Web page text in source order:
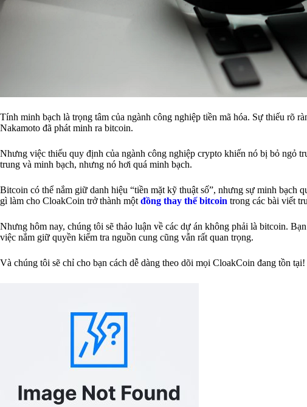
Tính minh bạch là trọng tâm của ngành công nghiệp tiền mã hóa. Sự thiếu rõ
Nakamoto đã phát minh ra bitcoin.
Nhưng việc thiếu quy định của ngành công nghiệp crypto khiến nó bị bỏ ngỏ
trung và minh bạch, nhưng nó hơi quá minh bạch.
Bitcoin có thể nắm giữ danh hiệu “tiền mặt kỹ thuật số”, nhưng sự minh bạch
gì làm cho CloakCoin trở thành một đồng thay thế bitcoin trong các bài viết
Nhưng hôm nay, chúng tôi sẽ thảo luận về các dự án không phải là bitcoin.
việc nắm giữ quyền kiểm tra nguồn cung cũng vẫn rất quan trọng.
Và chúng tôi sẽ chỉ cho bạn cách dễ dàng theo dõi mọi CloakCoin đang tồn tại!